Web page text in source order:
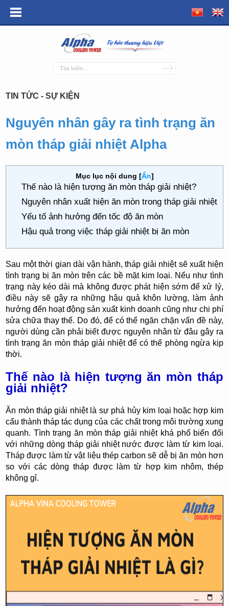
TIN TỨC - SỰ KIỆN
Nguyên nhân gây ra tình trạng ăn
mòn tháp giải nhiệt Alpha
Mục lục nội dung [Ẩn]
Thế nào là hiện tượng ăn mòn tháp giải nhiệt?
Nguyên nhân xuất hiện ăn mòn trong tháp giải nhiệt
Yếu tố ảnh hưởng đến tốc độ ăn mòn
Hậu quả trong việc tháp giải nhiệt bị ăn mòn
Sau một thời gian dài vận hành, tháp giải nhiệt sẽ xuất hiện
tình trạng bị ăn mòn trên các bề mặt kim loại. Nếu như tình
trạng này kéo dài mà không được phát hiện sớm để xử lý,
điều này sẽ gây ra những hậu quả khôn lường, làm ảnh
hưởng đến hoạt động sản xuất kinh doanh cũng như chi phí
sửa chữa thay thế. Do đó, để có thể ngăn chặn vấn đề này,
người dùng cần phải biết được nguyên nhân từ đâu gây ra
tình trạng ăn mòn tháp giải nhiệt để có thể phòng ngừa kịp
thời.
Thế nào là hiện tượng ăn mòn tháp
giải nhiệt?
Ăn mòn tháp giải nhiệt là sự phá hủy kim loại hoặc hợp kim
cấu thành tháp tác dụng của các chất trong môi trường xung
quanh. Tình trạng ăn mòn tháp giải nhiệt khá phổ biến đối
với những dòng tháp giải nhiệt nước được làm từ kim loại.
Tháp được làm từ vật liệu thép carbon sẽ dễ bị ăn mòn hơn
so với các dòng tháp được làm từ hợp kim nhôm, thép
không gỉ.